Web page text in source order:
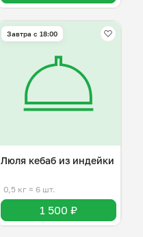
Завтра c 18:00
Люля кебаб из индейки
0,5 кг ≈ 6 шт.
1 500 ₽